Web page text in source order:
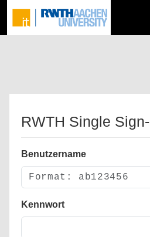
RWTH Single
Benutzername
Kennwort